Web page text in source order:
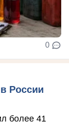
0
России
более 41